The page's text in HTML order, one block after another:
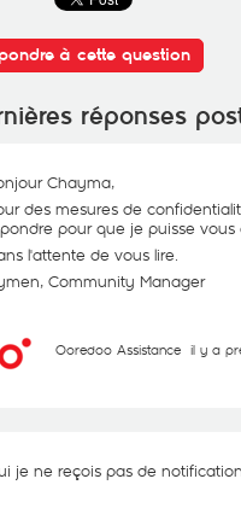
à cette question
réponses
Chayma,
des mesures de
pour que je puisse vous
l'attente de vous lire.
Community Manager
Ooredoo Assistance il y a
je ne reçois pas de notification